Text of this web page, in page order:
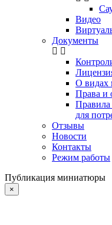
Видео
Документы
О видах
Права и
Правила
для
Отзывы
Новости
Контакты
Режим работы
Публикация миниатюры
×